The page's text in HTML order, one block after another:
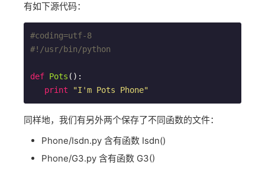
有如下源代码：
#coding=utf-8
#!/usr/bin/python
def Pots () :
print
"I'm Pots Phone"
同样地，我们有另外两个保存了不同函数的文件：
Phone/Isdn.py 含有函数 Isdn()
Phone/G3.py 含有函数 G3()